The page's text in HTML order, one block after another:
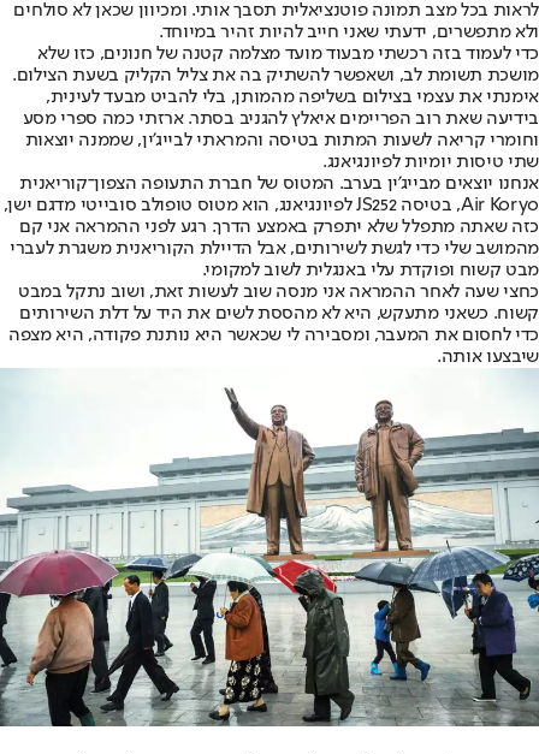
לראות בכל מצב תמונה פוטנציאלית תסבך אותי. ומכיוון שכאן לא סולחים
ולא מתפשרים, ידעתי שאני חייב להיות זהיר במיוחד.
כדי לעמוד בזה רכשתי מבעוד מועד מצלמה קטנה של חנונים, כזו שלא
מושכת תשומת לב, ושאפשר להשתיק בה את צליל הקליק בשעת הצילום.
אימנתי את עצמי בצילום בשליפה מהמותן, בלי להביט מבעד לעינית,
בידיעה שאת רוב הפריימים איאלץ להגניב בסתר. ארזתי כמה ספרי מסע
וחומרי קריאה לשעות המתות בטיסה והמראתי לבייג'ין, שממנה יוצאות
שתי טיסות יומיות לפיונגיאנג.
אנחנו יוצאים מבייג'ין בערב. המטוס של חברת התעופה הצפון־קוריאנית
Air Koryo, בטיסה JS252 לפיונגיאנג, הוא מטוס טופולב סובייטי מדגם ישן,
כזה שאתה מתפלל שלא יתפרק באמצע הדרך. רגע לפני ההמראה אני קם
מהמושב שלי כדי לגשת לשירותים, אבל הדיילת הקוריאנית משגרת לעברי
מבט קשוח ופוקדת עלי באנגלית לשוב למקומי.
כחצי שעה לאחר ההמראה אני מנסה שוב לעשות זאת, ושוב נתקל במבט
קשוח. כשאני מתעקש, היא לא מהססת לשים את היד על דלת השירותים
כדי לחסום את המעבר, ומסבירה לי שכאשר היא נותנת פקודה, היא מצפה
שיבצעו אותה.